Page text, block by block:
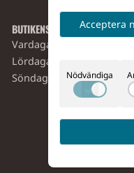
BUTIKENS ÖPPETTIDER
Vardagar 10:00-18:00
Lördagar 10:00-14:00
Söndagar och röda
Acceptera
Nödvändiga